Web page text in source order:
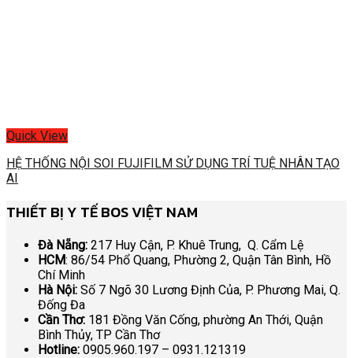
Quick View
HỆ THỐNG NỘI SOI FUJIFILM SỬ DỤNG TRÍ TUỆ NHÂN TẠO
AI
THIẾT BỊ Y TẾ BOS VIỆT NAM
Đà Nẵng: 217 Huy Cận, P. Khuê Trung, Q. Cẩm Lệ
HCM: 86/54 Phổ Quang, Phường 2, Quận Tân Bình, Hồ
Chí Minh
Hà Nội: Số 7 Ngõ 30 Lương Định Của, P. Phương Mai, Q.
Đống Đa
Cần Thơ: 181 Đồng Văn Cống, phường An Thới, Quận
Bình Thủy, TP Cần Thơ
Hotline: 0905.960.197 – 0931.121319